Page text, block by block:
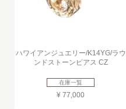
ハワイアンジュエリー/K14YG/ラウ
ンドストーンピアス CZ
在庫一覧
¥ 77,000